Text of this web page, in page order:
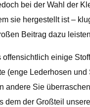
bei der Wahl der
sie hergestellt ist –
Beitrag dazu
offensichtlich einige
(enge Lederhosen
andere Sie
dem der Großteil